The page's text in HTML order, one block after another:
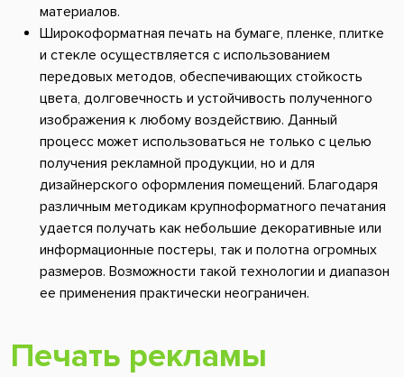
материалов.
Широкоформатная печать на бумаге, пленке, плитке
и стекле осуществляется с использованием
передовых методов, обеспечивающих стойкость
цвета, долговечность и устойчивость полученного
изображения к любому воздействию. Данный
процесс может использоваться не только с целью
получения рекламной продукции, но и для
дизайнерского оформления помещений. Благодаря
различным методикам крупноформатного печатания
удается получать как небольшие декоративные или
информационные постеры, так и полотна огромных
размеров. Возможности такой технологии и диапазон
ее применения практически неограничен.
Печать рекламы